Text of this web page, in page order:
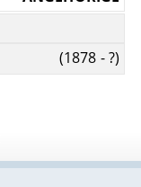
(1878 - ?)